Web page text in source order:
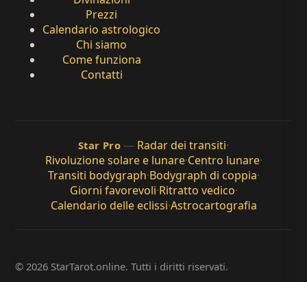
Prezzi
Calendario astrologico
Chi siamo
Come funziona
Contatti
Star Pro — Radar dei transiti·
Rivoluzione solare e lunare·Centro lunare·
Transiti bodygraph·Bodygraph di coppia·
Giorni favorevoli·Ritratto vedico·
Calendario delle eclissi·Astrocartografia
© 2026 StarTarot.online. Tutti i diritti riservati.